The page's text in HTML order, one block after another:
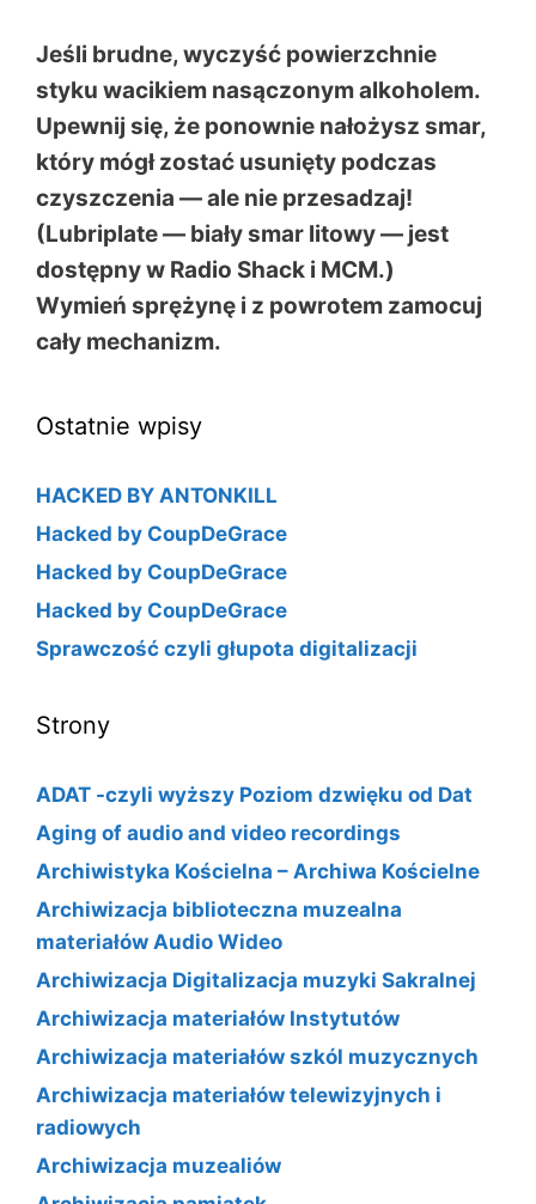
Jeśli brudne, wyczyść powierzchnie
styku wacikiem nasączonym alkoholem.
Upewnij się, że ponownie nałożysz smar,
który mógł zostać usunięty podczas
czyszczenia — ale nie przesadzaj!
(Lubriplate — biały smar litowy — jest
dostępny w Radio Shack i MCM.)
Wymień sprężynę i z powrotem zamocuj
cały mechanizm.
Ostatnie wpisy
HACKED BY ANTONKILL
Hacked by CoupDeGrace
Hacked by CoupDeGrace
Hacked by CoupDeGrace
Sprawczość czyli głupota digitalizacji
Strony
ADAT -czyli wyższy Poziom dzwięku od Dat
Aging of audio and video recordings
Archiwistyka Kościelna – Archiwa Kościelne
Archiwizacja biblioteczna muzealna
materiałów Audio Wideo
Archiwizacja Digitalizacja muzyki Sakralnej
Archiwizacja materiałów Instytutów
Archiwizacja materiałów szkól muzycznych
Archiwizacja materiałów telewizyjnych i
radiowych
Archiwizacja muzealiów